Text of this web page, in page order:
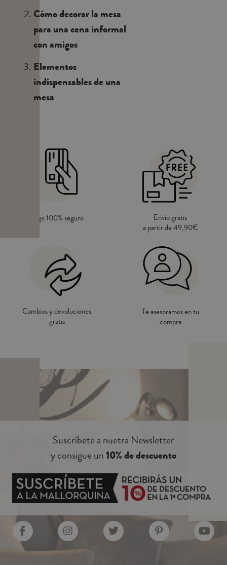
Cómo decorar la mesa
para una cena informal
con amigos
Elementos
indispensables de una
mesa
Pago 100% seguro
Envío gratis
a partir de 49,90€
Cambios y devoluciones
gratis
Te asesoramos en tu
compra
Suscríbete a nuetra Newsletter
y consigue un10% de descuento